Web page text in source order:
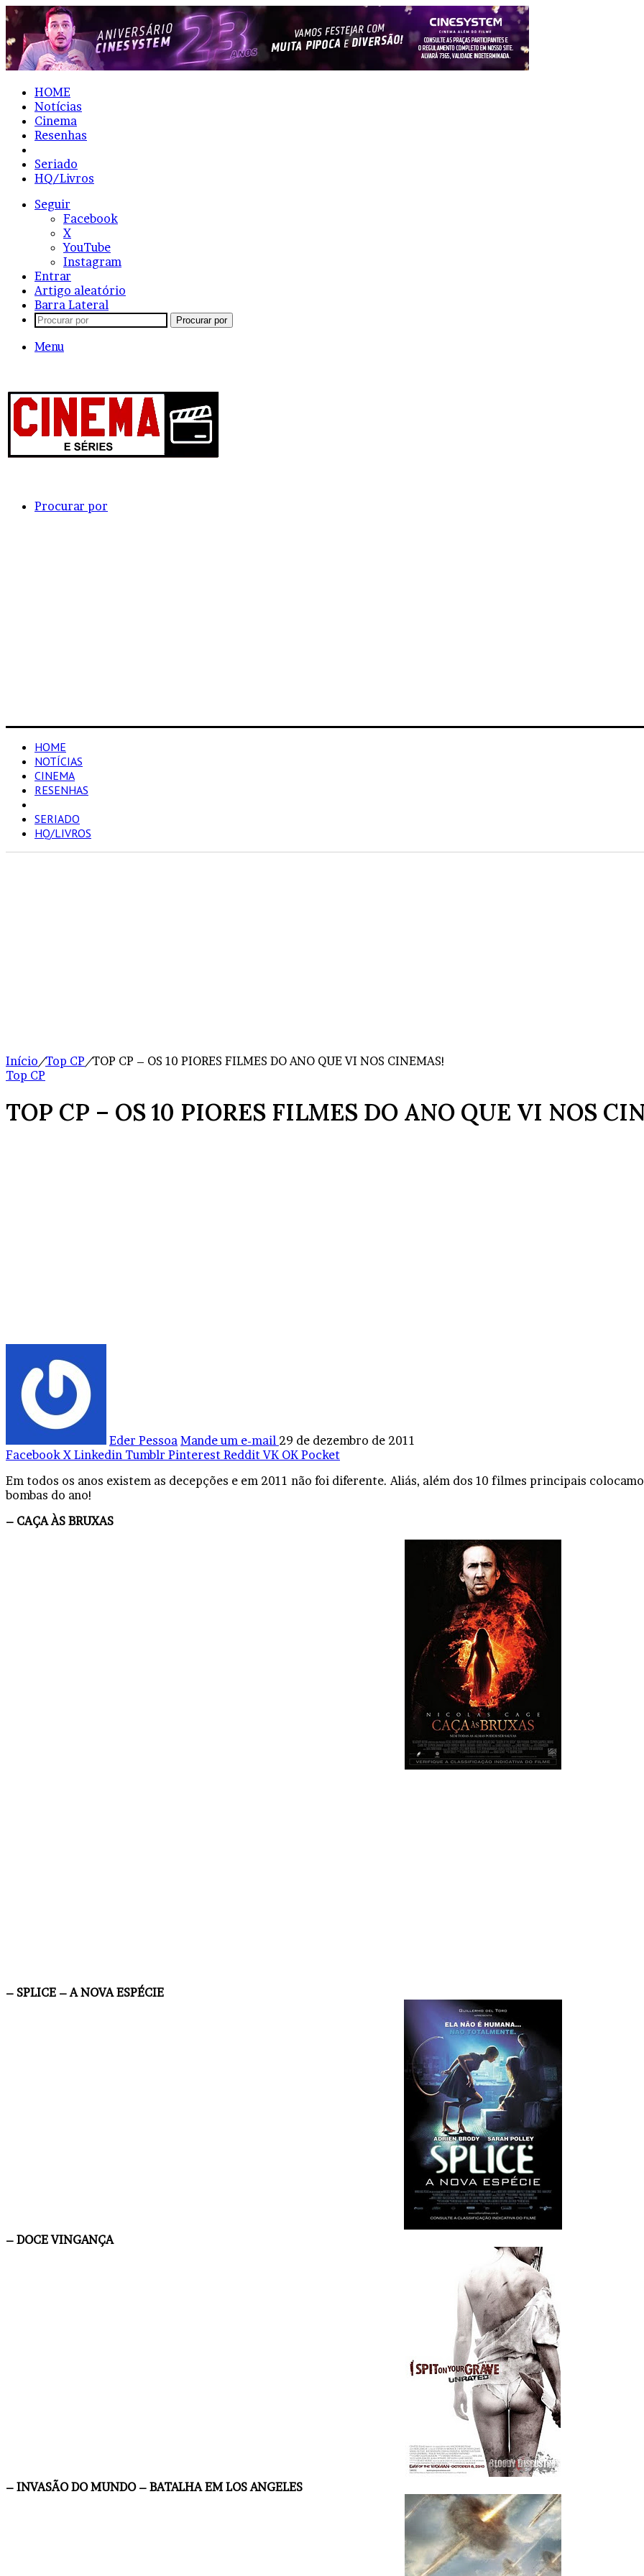
HOME
Notícias
Cinema
Resenhas
Seriado
HQ/Livros
Seguir
Facebook
X
YouTube
Instagram
Entrar
Artigo aleatório
Barra Lateral
Procurar por
Menu
Procurar por
HOME
NOTÍCIAS
CINEMA
RESENHAS
SERIADO
HQ/LIVROS
Início/Top CP/TOP CP – OS 10 PIORES FILMES DO ANO QUE VI NOS CINEMAS!
Top CP
TOP CP – OS 10 PIORES FILMES DO ANO QUE VI NOS
Eder Pessoa Mande um e-mail 29 de dezembro de 2011
Facebook X Linkedin Tumblr Pinterest Reddit VK OK Pocket
Em todos os anos existem as decepções e em 2011 não foi diferente. Aliás, além dos 10 filmes principais
bombas do ano!
– CAÇA ÀS BRUXAS
– SPLICE – A NOVA ESPÉCIE
– DOCE VINGANÇA
– INVASÃO DO MUNDO – BATALHA EM LOS ANGELES